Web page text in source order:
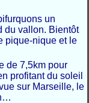
un
du vallon. Bientôt
pique-nique et le
de 7,5km pour
profitant du soleil
sur Marseille, le